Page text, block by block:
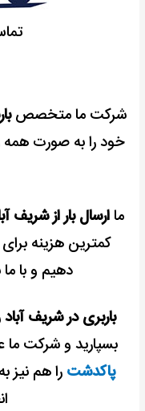
شرکت ما متخصص
خود را به صورت همه
ماارسال بار از شریف
کمترین هزینه
دهیم و با
باربری در شریف آباد
بسپارید و شرکت ما
پاکدشت را هم نیز